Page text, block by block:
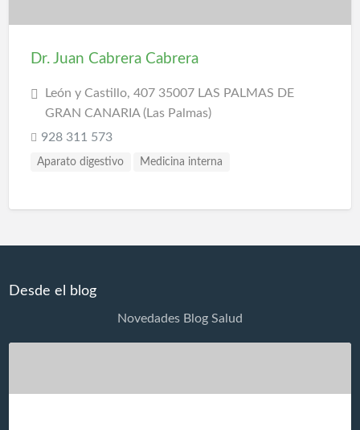
Dr. Juan Cabrera Cabrera
León y Castillo, 407 35007 LAS PALMAS DE
GRAN CANARIA (Las Palmas)
928 311 573
Aparato digestivo Medicina interna
Desde el blog
Novedades Blog Salud